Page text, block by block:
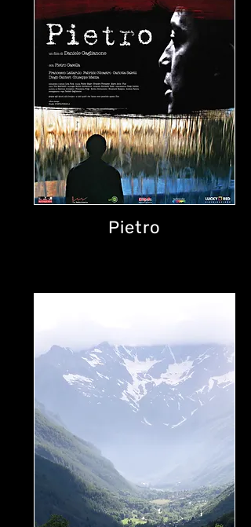
Pietro